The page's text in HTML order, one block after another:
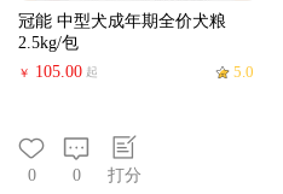
冠能 中型犬成年期全价犬粮
2.5kg/包
￥ 105.00 起 5.0
0 0 打分